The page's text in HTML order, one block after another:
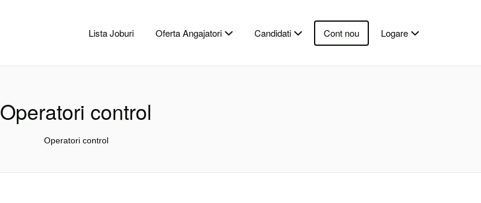
Lista Joburi Oferta Angajatori Candidati Cont nou Logare
Operatori control
Operatori control